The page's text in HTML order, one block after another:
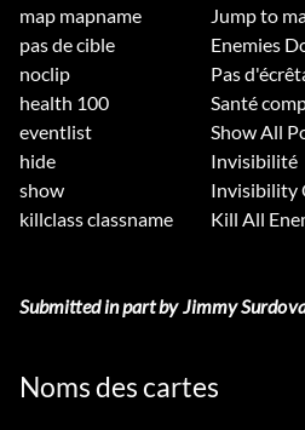
map mapname
Jump to
pas de cible
Enemies
noclip
Pas
health 100
Santé
eventlist
Show All
hide
Invisibilité
show
Invisibility
killclass classname
Kill All
Submitted in part by Jimmy
Noms des cartes